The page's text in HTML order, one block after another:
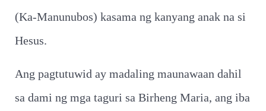
(Ka-Manunubos) kasama ng kanyang anak na si
Hesus.
Ang pagtutuwid ay madaling maunawaan dahil
sa dami ng mga taguri sa Birheng Maria, ang iba